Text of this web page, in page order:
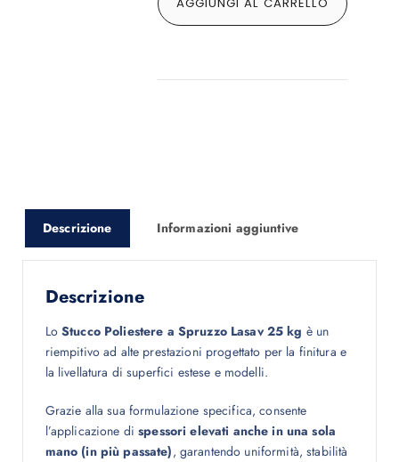
Descrizione Informazioni aggiuntive
Descrizione
LoStucco Poliestere a Spruzzo Lasav 25 kg è un
riempitivo ad alte prestazioni progettato per la finitura e
la livellatura di superfici estese e modelli.
Grazie alla sua formulazione specifica, consente
l’applicazione dispessori elevati anche in una sola
mano (in più passate), garantendo uniformità, stabilità